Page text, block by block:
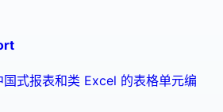
国式报表和类 Excel 的表格单元编